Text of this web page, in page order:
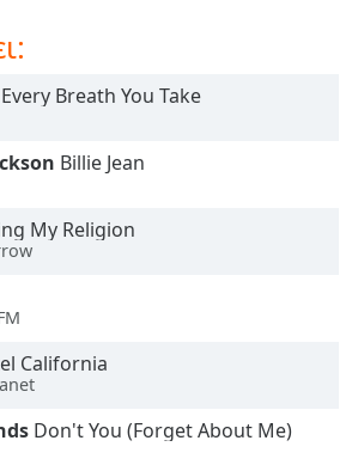
Every Breath You Take
Billie Jean
My Religion
California
Don't You (Forget About Me)